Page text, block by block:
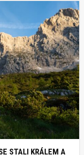
STALI KRÁLEM A